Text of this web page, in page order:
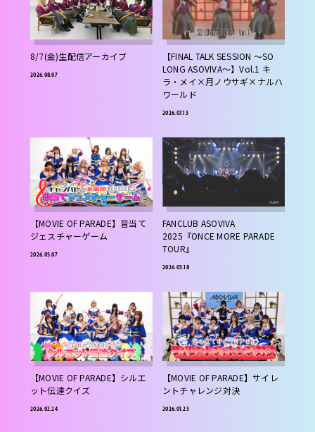
o
8/7(金)生配信アーカイブ
2026.08.07
【FINAL TALK SESSION ～SO
LONG ASOVIVA～】Vol.1 キ
ラ・メイ×月ノウサギ×ナルハ
ワールド
2026.07.13
【MOVIE OF PARADE】音当て
ジェスチャーゲーム
2026.05.07
FANCLUB ASOVIVA
2025『ONCE MORE PARADE
TOUR』
2026.03.18
【MOVIE OF PARADE】シルエ
ット伝達クイズ
2026.02.24
【MOVIE OF PARADE】サイレ
ントチャレンジ対決
2026.01.23